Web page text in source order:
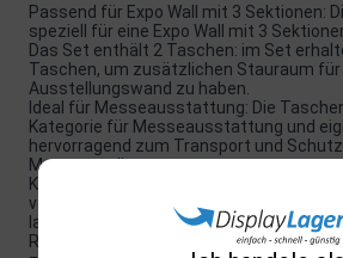
Passend für Expo Wall mit 3 Sektionen:
speziell für eine Expo Wall mit 3
Das Set enthält 2 Taschen: im Set
Taschen, um zusätzlichen Stauraum für
Ausstellungswand zu haben.
Ideal für Messeausstattung: Die
Kategorie für Messeausstattung und
hervorragend zum Transport und
Messeausrüstung.
Kompakte Größe: Die Taschen haben
von 75 x 106 x 23 cm / 35 x 75 x 11 cm,
lagern und zu transportieren macht.
Robust und langlebig: Diese Taschen